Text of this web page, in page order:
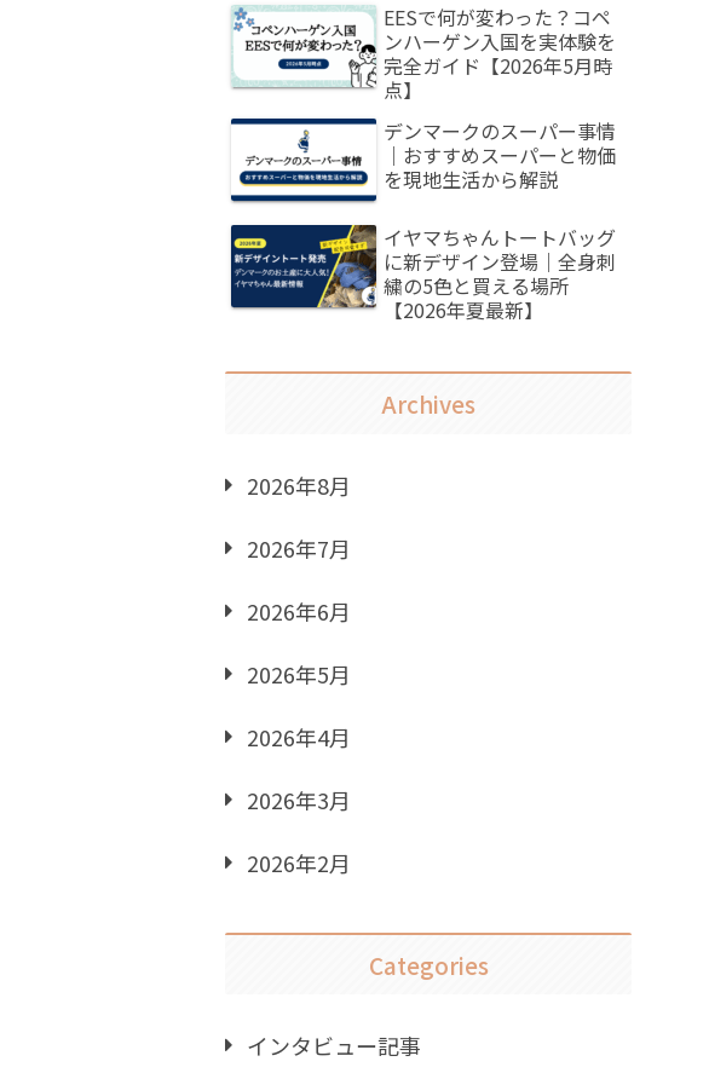
EESで何が変わった？コペ
ンハーゲン入国を実体験を
完全ガイド【2026年5月時
点】
デンマークのスーパー事情
｜おすすめスーパーと物価
を現地生活から解説
イヤマちゃんトートバッグ
に新デザイン登場｜全身刺
繍の5色と買える場所
【2026年夏最新】
Archives
2026年8月
2026年7月
2026年6月
2026年5月
2026年4月
2026年3月
2026年2月
Categories
インタビュー記事